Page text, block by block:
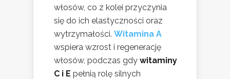
włosów, co z kolei przyczynia
się do ich elastyczności oraz
wytrzymałości. Witamina A
wspiera wzrost i regenerację
włosów, podczas gdy witaminy
C i E pełnią rolę silnych